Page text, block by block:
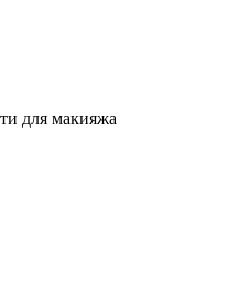
для макияжа